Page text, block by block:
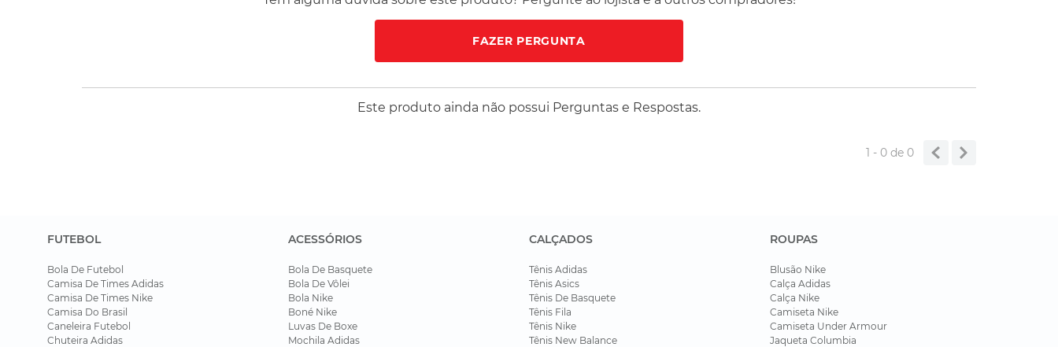
FAZER PERGUNTA
Este produto ainda não possui Perguntas e Respostas.
1 - 0de 0
FUTEBOL
Bola De Futebol
Camisa De Times Adidas
Camisa De Times Nike
Camisa Do Brasil
Caneleira Futebol
Chuteira Adidas
ACESSÓRIOS
Bola De Basquete
Bola De Vôlei
Bola Nike
Boné Nike
Luvas De Boxe
Mochila Adidas
CALÇADOS
Tênis Adidas
Tênis Asics
Tênis De Basquete
Tênis Fila
Tênis Nike
Tênis New Balance
ROUPAS
Blusão Nike
Calça Adidas
Calça Nike
Camiseta Nike
Camiseta Under Armour
Jaqueta Columbia